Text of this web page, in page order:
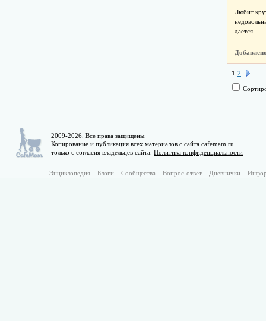
Любит
дается.
1 2
2009-2026. Все права защищены.
Копирование и публикация всех материалов с сайта cafemam.ru
только с согласия владельцев сайта. Политика конфиденциальности
Энциклопедия – Блоги – Сообщества – Вопрос-ответ – Дневнички –